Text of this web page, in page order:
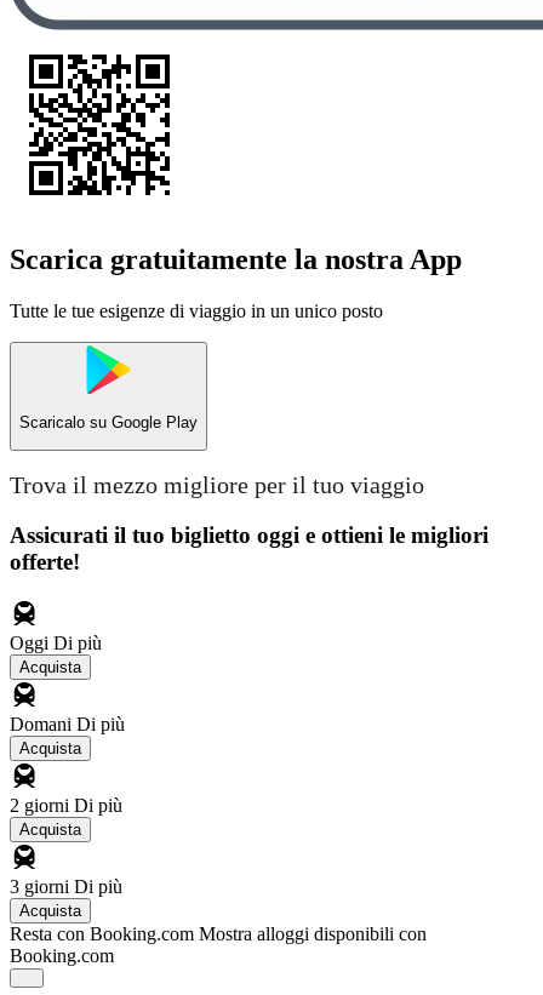
Scarica gratuitamente la nostra App
Tutte le tue esigenze di viaggio in un unico posto
Scaricalo su Google Play
Trova il mezzo migliore per il tuo viaggio
Assicurati il ​​tuo biglietto oggi e ottieni le migliori
offerte!
Oggi Di più
Acquista
Domani Di più
Acquista
2 giorni Di più
Acquista
3 giorni Di più
Acquista
Resta con Booking.com Mostra alloggi disponibili con
Booking.com